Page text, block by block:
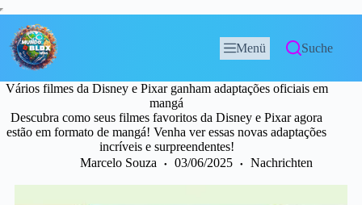
Menü Suche
Vários filmes da Disney e Pixar ganham adaptações oficiais em
mangá
Descubra como seus filmes favoritos da Disney e Pixar agora
estão em formato de mangá! Venha ver essas novas adaptações
incríveis e surpreendentes!
Marcelo Souza
03/06/2025 Nachrichten